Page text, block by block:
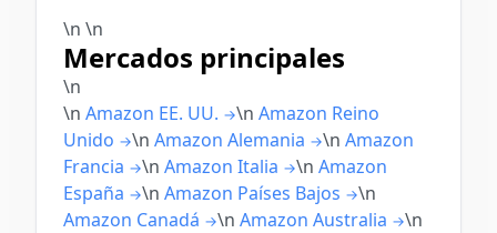
\n \n
Mercados principales
\n
\n Amazon EE. UU. →\n Amazon Reino
Unido →\n Amazon Alemania →\n Amazon
Francia →\n Amazon Italia →\n Amazon
España →\n Amazon Países Bajos →\n
Amazon Canadá →\n Amazon Australia →\n